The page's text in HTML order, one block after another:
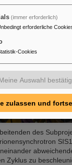
des
Zyklus zu
(immer erforderlich)
erforderliche
Cookies
Auswahl
zulassen und